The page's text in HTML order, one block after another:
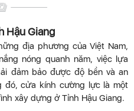
Hậu Giang
địa phương của Việt Nam,
nóng quanh năm, việc lựa
đảm bảo được độ bền và an
đó, cửa kính cường lực là một
xây dựng ở Tỉnh Hậu Giang.